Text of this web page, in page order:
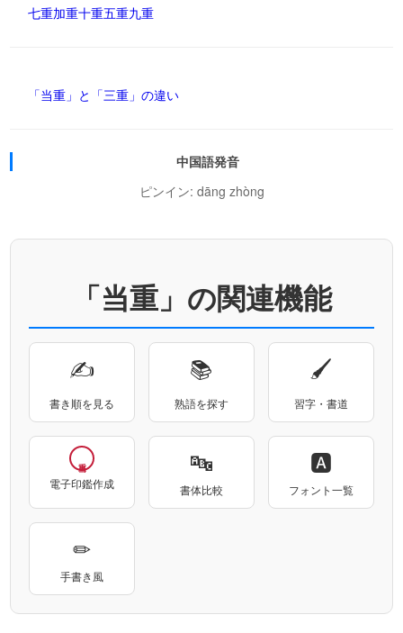
七重加重十重五重九重
「当重」と「三重」の違い
中国語発音
ピンイン: dāng zhòng
「当重」の関連機能
✍
書き順を見る
📚
熟語を探す
🖌
習字・書道
電子印鑑作成
🔤
書体比較
🅰
フォント一覧
✏
手書き風